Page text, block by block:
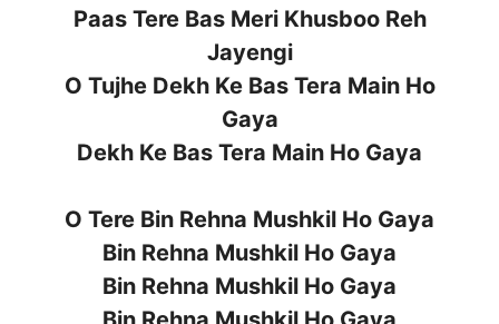
Paas Tere Bas Meri Khusboo Reh
Jayengi
O Tujhe Dekh Ke Bas Tera Main Ho
Gaya
Dekh Ke Bas Tera Main Ho Gaya
O Tere Bin Rehna Mushkil Ho Gaya
Bin Rehna Mushkil Ho Gaya
Bin Rehna Mushkil Ho Gaya